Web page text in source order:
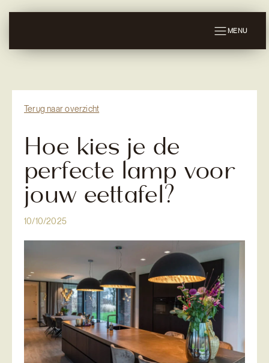
MENU
Terug naar overzicht
Hoe kies je de
perfecte lamp voor
jouw eettafel?
10/10/2025